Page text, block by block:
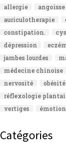
allergie angoisse
auriculotherapie
constipation.
dépression
jambes lourdes
médecine chinoise
nervosité
obésité
réflexologie
vertiges
Catégories